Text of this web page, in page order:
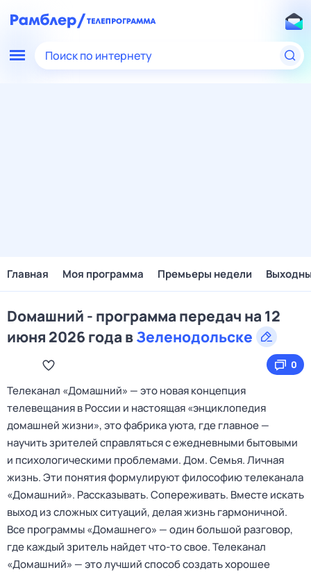
Поиск по интернету
Главная Моя программа Премьеры недели
Dомашний - программа передач на 12
июня 2026 года вЗеленодольске
0
Телеканал «Домашний» — это новая концепция
телевещания в России и настоящая «энциклопедия
домашней жизни», это фабрика уюта, где главное —
научить зрителей справляться с ежедневными бытовыми
и психологическими проблемами. Дом. Семья. Личная
жизнь. Эти понятия формулируют философию телеканала
«Домашний». Рассказывать. Сопереживать. Вместе искать
выход из сложных ситуаций, делая жизнь гармоничной.
Все программы «Домашнего» — один большой разговор,
где каждый зритель найдет что‑то свое. Телеканал
«Домашний» — это лучший способ создать хорошее